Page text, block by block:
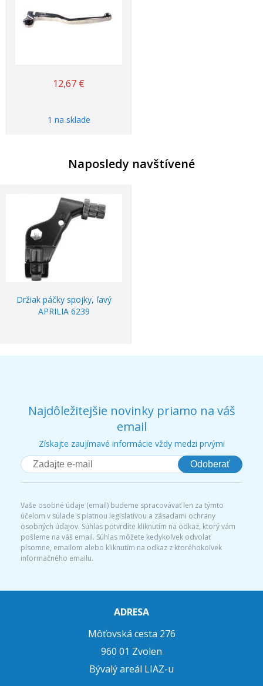
12,67 €
1 na sklade
Naposledy navštívené
Držiak páčky spojky, ľavý
APRILIA 6239
Najdôležitejšie novinky priamo na váš
email
Získajte zaujímavé informácie vždy medzi prvými
Odoberať
Vaše osobné údaje (email) budeme spracovávať len za týmto
účelom v súlade s platnou legislatívou a zásadami ochrany
osobných údajov. Súhlas potvrdíte kliknutím na odkaz, ktorý vám
pošleme na váš email. Súhlas môžete kedykoľvek odvolať
písomne, emailom alebo kliknutím na odkaz z ktoréhokoľvek
informačného emailu.
ADRESA
Môťovská cesta 276
960 01 Zvolen
Bývalý areál LIAZ-u